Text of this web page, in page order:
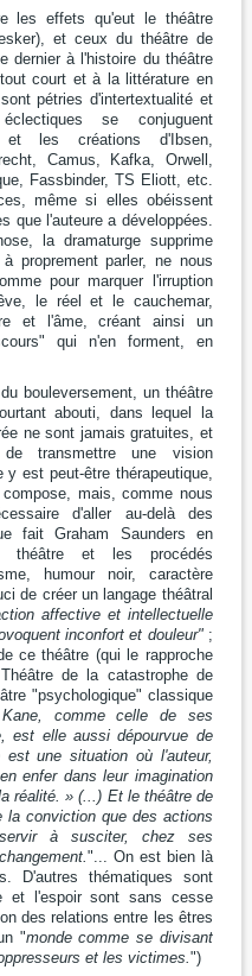
les effets qu'eut le théâtre
et ceux du théâtre de
dernier à l'histoire du théâtre
court et à la littérature en
pétries d'intertextualité et
se conjuguent
les créations d'Ibsen,
Camus, Kafka, Orwell,
Fassbinder, TS Eliott, etc.
même si elles obéissent
que l'auteure a développées.
la dramaturge supprime
proprement parler, ne nous
pour marquer l'irruption
le réel et le cauchemar,
et l'âme, créant ainsi un
qui n'en forment, en
bouleversement, un théâtre
abouti, dans lequel la
ne sont jamais gratuites, et
transmettre une vision
est peut-être thérapeutique,
mais, comme nous
d'aller au-delà des
fait Graham Saunders en
et les procédés
humour noir, caractère
de créer un langage théâtral
affective et intellectuelle
inconfort et douleur";
ce théâtre (qui le rapproche
de la catastrophe de
"psychologique" classique
comme celle de ses
est elle aussi dépourvue de
une situation où l'auteur,
enfer dans leur imagination
réalité. » (...) Et le théâtre de
la conviction que des actions
à susciter, chez ses
"... On est bien là
D'autres thématiques sont
et l'espoir sont sans cesse
des relations entre les êtres
"monde comme se divisant
et les victimes. ")